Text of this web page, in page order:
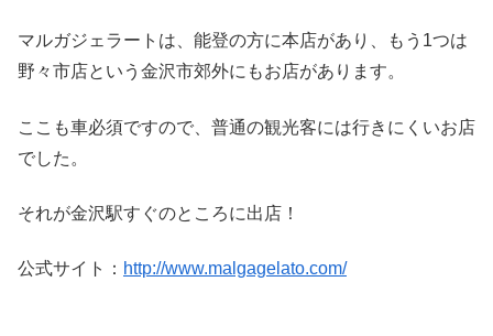
マルガジェラートは、能登の方に本店があり、もう1つは
野々市店という金沢市郊外にもお店があります。
ここも車必須ですので、普通の観光客には行きにくいお店
でした。
それが金沢駅すぐのところに出店！
公式サイト： http://www.malgagelato.com/